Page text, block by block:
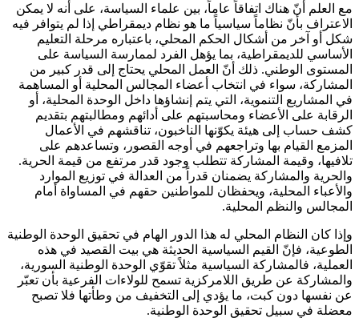
مع العلم أنّ هناك اتفاقاً عاماً، بين علماء السياسة، على أنه لا يمكن
الاعتراف بأنّ نظاماً سياسياً ما هو نظام ديمقراطي إذا لم يتوافر فيه
شكل أو آخر من أشكال الحكم المحلي، باعتباره مرحلة التعليم
الأساسي للديمقراطية، بما يؤهل الفرد لممارسة السياسة على
المستوى الوطني. ذلك أنّ العمل المحلي يحتاج إلى قدر كبير من
المشاركة، سواء في انتخاب أعضاء المجالس المحلية أو المساهمة
في المشاريع التنموية، التي يتم إنشاؤها داخل الوحدة المحلية، أو
الرقابة على الأعضاء ومحاسبتهم على أدائهم ومطالبتهم بتقديم
كشف حساب إلى هيئة يكوّنها الناخبون، تناقشهم في الأعمال
المزمع القيام بها وتراجعهم في أوجه القصور، وتساعدهم على
تلافيها، وقيمة المشاركة تتطلب وجود قدر مرتفع من قيمة الحرية.
والحرية والمشاركة يضمنان قدراً من العدالة في توزيع الموارد
والأعباء المحلية، ويحفظان للمواطنين حقهم في المساواة أمام
المجالس والنظم المحلية.
وإذا كان النظام المحلي له هذا الدور الهام في تحقيق الوحدة الوطنية
الطوعية، فإنّ القيم السياسية الحديثة هي بيت القصيد في هذه
العملية، فالمشاركة السياسية مثلاً تقوّي الوحدة الوطنية السورية،
والمشاركة عن طريق اللامركزية تسمح للولاءات الفرعية بأن تعبّر
عن نفسها دون كبت، ما يؤدي إلى التخفيف من وطأتها فلا تصبح
معضلة في سبيل تحقيق الوحدة الوطنية.